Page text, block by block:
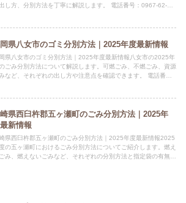
し方、分別方法を丁寧に解説します。 電話番号：0967-62-
県八女市のゴミ分別方法｜2025年度最新情報
県八女市のゴミ分別方法｜2025年度最新情報八女市の2025年
ごみ分別方法について解説します。可燃ごみ、不燃ごみ、資源
など、それぞれの出し方や注意点を確認できます。 電話番
県西臼杵郡五ヶ瀬町のごみ分別方法｜2025年
新情報
県西臼杵郡五ヶ瀬町のごみ分別方法｜2025年度最新情報2025
の五ヶ瀬町におけるごみ分別方法についてご紹介します。燃え
み、燃えないごみなど、それぞれの分別方法と指定袋の有無に